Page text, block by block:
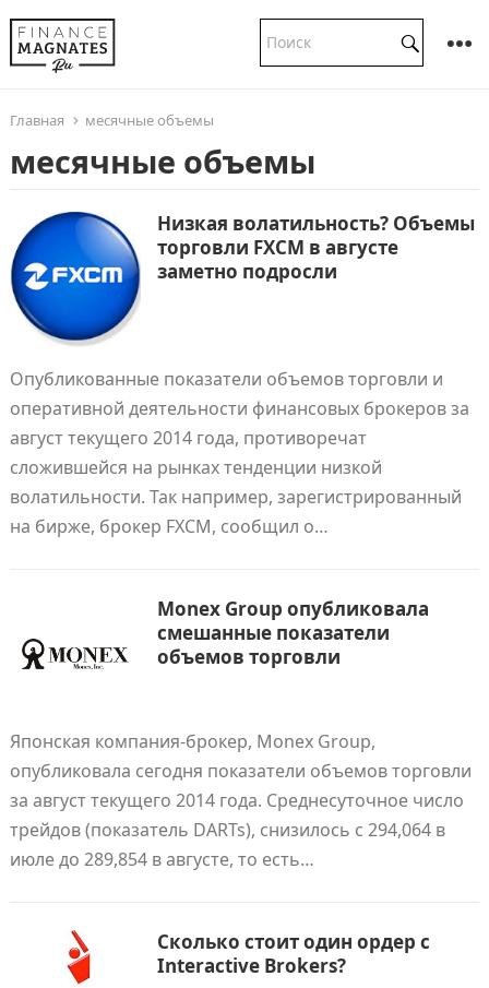
Главная месячные объемы
месячные объемы
Низкая волатильность? Объемы
торговли FXCM в августе
заметно подросли
Опубликованные показатели объемов торговли и
оперативной деятельности финансовых брокеров за
август текущего 2014 года, противоречат
сложившейся на рынках тенденции низкой
волатильности. Так например, зарегистрированный
на бирже, брокер FXCM, сообщил о…
Monex Group опубликовала
смешанные показатели
объемов торговли
Японская компания-брокер, Monex Group,
опубликовала сегодня показатели объемов торговли
за август текущего 2014 года. Среднесуточное число
трейдов (показатель DARTs), снизилось с 294,064 в
июле до 289,854 в августе, то есть…
Сколько стоит один ордер с
Interactive Brokers?